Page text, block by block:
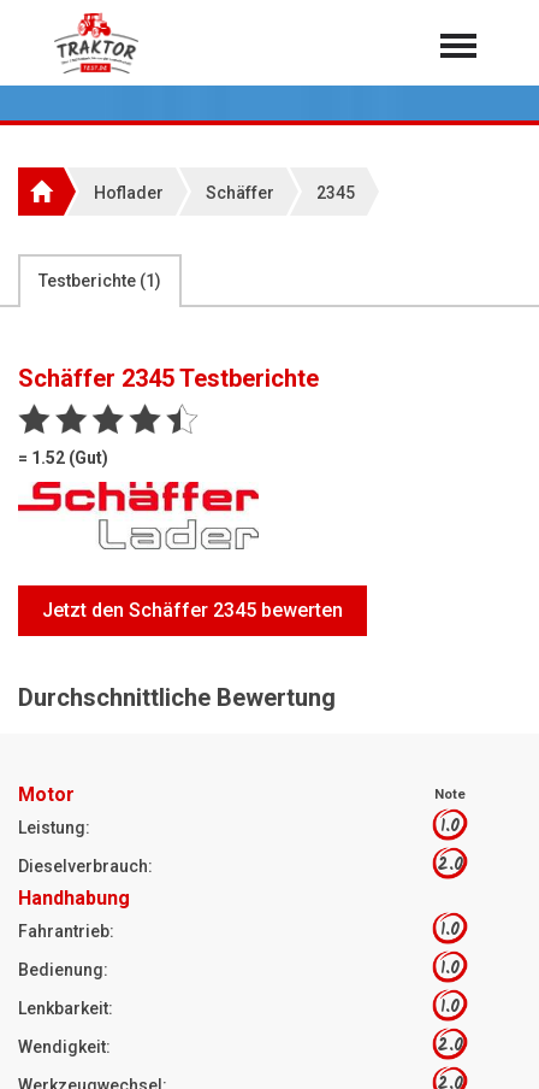
Home
Rundballenpressen
Teleskoplader
Rasentraktoren
Motorsägen
Hoflader
Freischneider
Jetzt Bewerten
Über 7.000 Testberichte
Hoflader Schäffer 2345
Testberichte (1)
Schäffer 2345Testberichte
= 1.52 (Gut)
Jetzt den Schäffer 2345 bewerten
Durchschnittliche Bewertung
Motor Note
Leistung: 1.0
Dieselverbrauch: 2.0
Handhabung
Fahrantrieb: 1.0
Bedienung: 1.0
Lenkbarkeit: 1.0
Wendigkeit: 2.0
Werkzeugwechsel: 2.0